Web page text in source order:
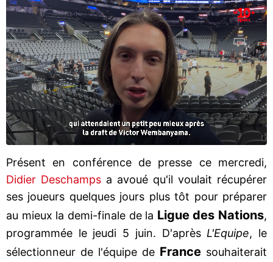
Présent en conférence de presse ce mercredi,
Didier Deschamps a avoué qu'il voulait récupérer
ses joueurs quelques jours plus tôt pour préparer
au mieux la demi-finale de la Ligue des Nations,
programmée le jeudi 5 juin. D'après L'Equipe, le
sélectionneur de l'équipe de France souhaiterait